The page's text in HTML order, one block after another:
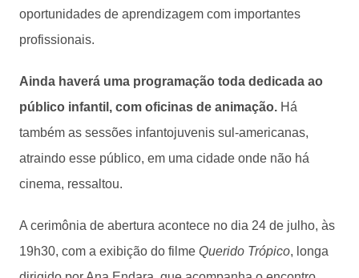
oportunidades de aprendizagem com importantes
profissionais.
Ainda haverá uma programação toda dedicada ao
público infantil, com oficinas de animação. Há
também as sessões infantojuvenis sul-americanas,
atraindo esse público, em uma cidade onde não há
cinema, ressaltou.
A cerimônia de abertura acontece no dia 24 de julho, às
19h30, com a exibição do filme Querido Trópico, longa